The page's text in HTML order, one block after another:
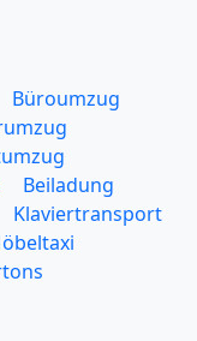
Büroumzug
Beiladung
Klaviertransport